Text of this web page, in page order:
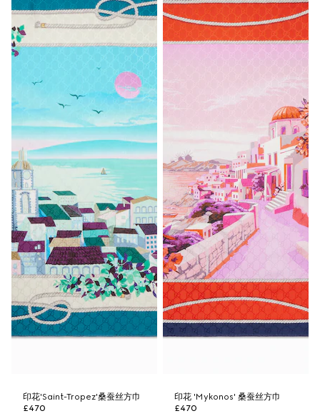
印花'Saint-Tropez'桑蚕丝方巾
£470
印花 'Mykonos' 桑蚕丝方巾
£470